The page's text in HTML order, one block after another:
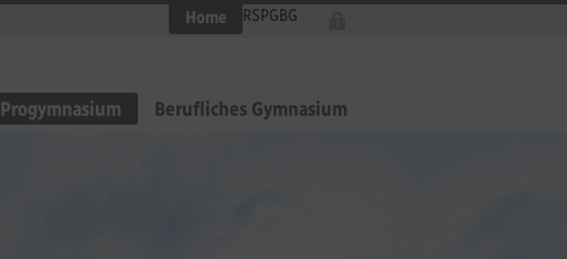
Home RSPGBG
Progymnasium Berufliches Gymnasium